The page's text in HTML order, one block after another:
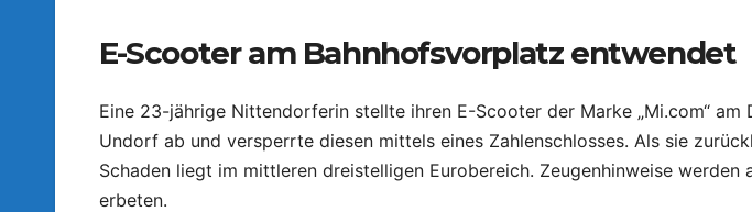
E-Scooter am Bahnhofsvorplatz entwendet
Eine 23-jährige Nittendorferin stellte ihren E-Scooter der Marke „Mi.com“
Undorf ab und versperrte diesen mittels eines Zahlenschlosses. Als sie
Schaden liegt im mittleren dreistelligen Eurobereich. Zeugenhinweise werden
erbeten.